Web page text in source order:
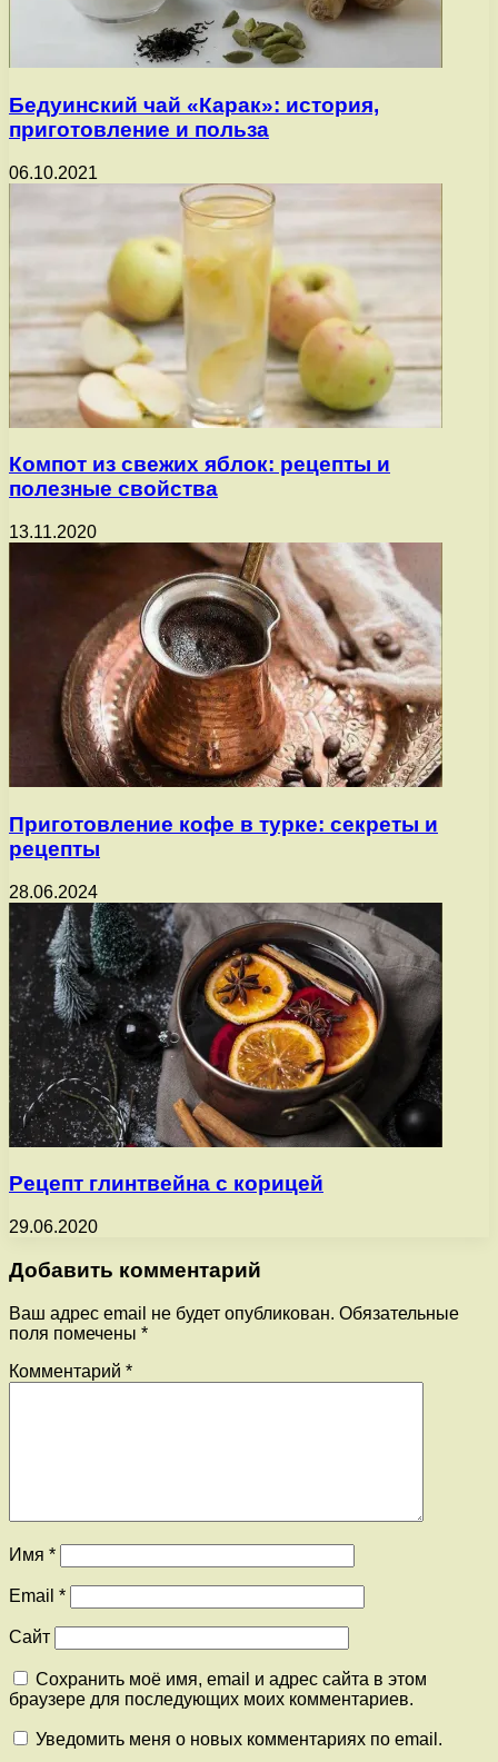
Бедуинский чай «Карак»: история,
приготовление и польза
06.10.2021
Компот из свежих яблок: рецепты и
полезные свойства
13.11.2020
Приготовление кофе в турке: секреты и
рецепты
28.06.2024
Рецепт глинтвейна с корицей
29.06.2020
Добавить комментарий
Ваш адрес email не будет опубликован. Обязательные
поля помечены *
Комментарий *
Имя *
Email *
Сайт
Сохранить моё имя, email и адрес сайта в этом
браузере для последующих моих комментариев.
Уведомить меня о новых комментариях по email.